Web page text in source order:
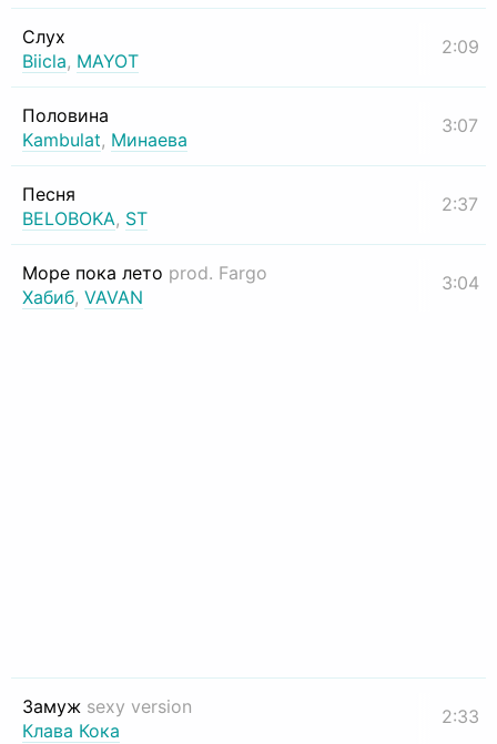
Слух
Biicla, MAYOT
2:09
Половина
Kambulat, Минаева
3:07
Песня
BELOBOKA, ST
2:37
Море пока лето prod. Fargo
Хабиб, VAVAN
3:04
Замуж sexy version
Клава Кока
2:33